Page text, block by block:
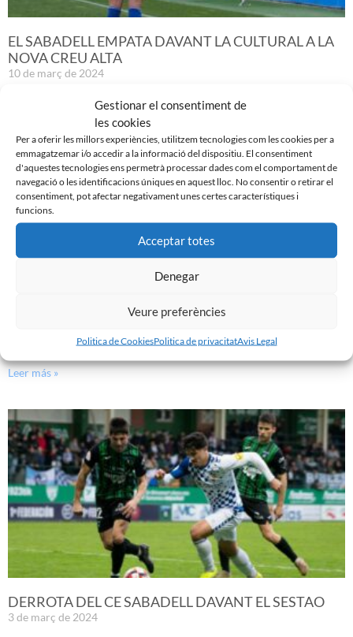
Gestionar el consentiment de
les cookies
Per a oferir les millors experiències, utilitzem tecnologies com les cookies per a
emmagatzemar i/o accedir a la informació del dispositiu. El consentiment
d'aquestes tecnologies ens permetrà processar dades com el comportament de
navegació o les identificacions úniques en aquest lloc. No consentir o retirar el
consentiment, pot afectar negativament unes certes característiques i
funcions.
Acceptar totes
Denegar
Veure preferències
Politica de CookiesPolitica de privacitatAvis Legal
EL SABADELL EMPATA DAVANT LA CULTURAL A LA
NOVA CREU ALTA
10 de març de 2024
9 de març de 2024
Leer más »
DERROTA DEL CE SABADELL DAVANT EL SESTAO
3 de març de 2024